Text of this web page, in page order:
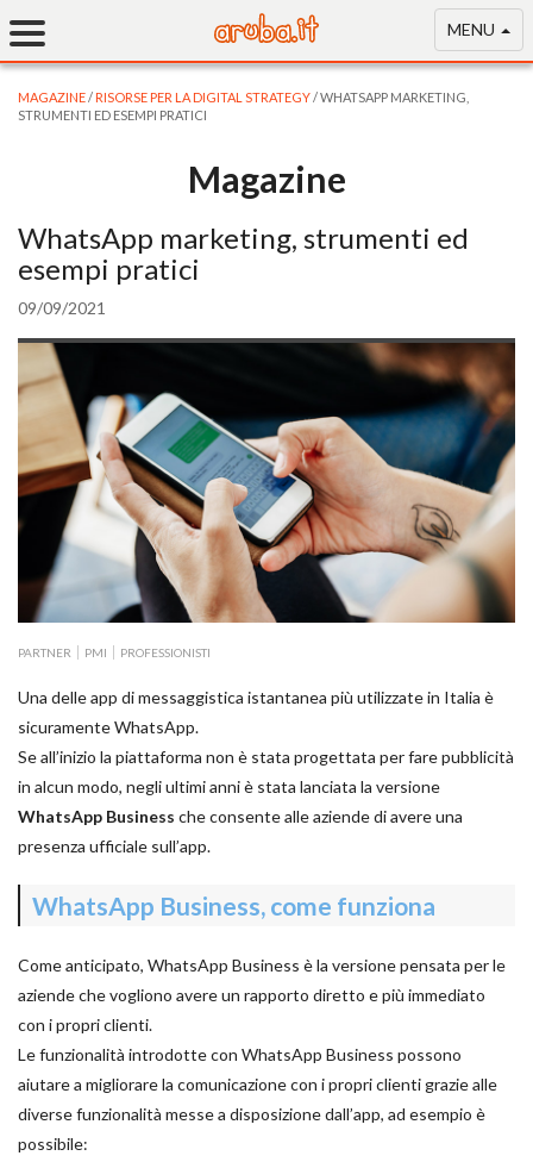
MENU
MAGAZINE/ RISORSE PER LA DIGITAL STRATEGY/ WHATSAPP MARKETING,
STRUMENTI ED ESEMPI PRATICI
Magazine
WhatsApp marketing, strumenti ed
esempi pratici
09/09/2021
PARTNER PMI PROFESSIONISTI
Una delle app di messaggistica istantanea più utilizzate in Italia è
sicuramente WhatsApp.
Se all’inizio la piattaforma non è stata progettata per fare pubblicità
in alcun modo, negli ultimi anni è stata lanciata la versione
WhatsApp Business che consente alle aziende di avere una
presenza ufficiale sull’app.
WhatsApp Business, come funziona
Come anticipato, WhatsApp Business è la versione pensata per le
aziende che vogliono avere un rapporto diretto e più immediato
con i propri clienti.
Le funzionalità introdotte con WhatsApp Business possono
aiutare a migliorare la comunicazione con i propri clienti grazie alle
diverse funzionalità messe a disposizione dall’app, ad esempio è
possibile: